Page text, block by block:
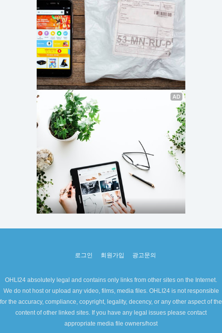
로그인 회원가입 광고문의
OHLI24 absolutely legal and contains only links from other sites on the Internet.
We do not host or upload any video, films, media files. OHLI24 is not responsible
for the accuracy, compliance, copyright, legality, decency, or any other aspect of the
content of other linked sites. If you have any legal issues please contact
appropriate media file owners/host